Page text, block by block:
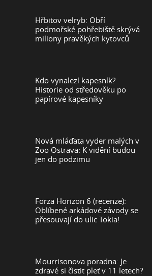
Hřbitov velryb: Obří
podmořské pohřebiště skrývá
miliony pravěkých kytovců
Kdo vynalezl kapesník?
Historie od středověku po
papírové kapesníky
Nová mláďata vyder malých v
Zoo Ostrava: K vidění budou
jen do podzimu
Forza Horizon 6 (recenze):
Oblíbené arkádové závody se
přesouvají do ulic Tokia!
Mourrisonova poradna: Je
zdravé si čistit pleť v 11 letech?